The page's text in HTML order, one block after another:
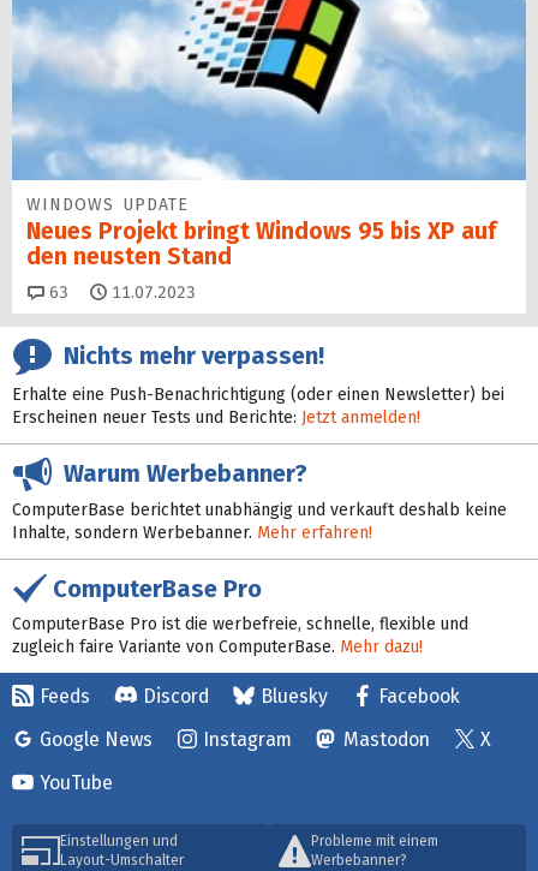
WINDOWS UPDATE
Neues Projekt bringt Windows 95 bis XP auf
den neusten Stand
63 Kommentare
11.07.2023
Nichts mehr verpassen!
Erhalte eine Push-Benachrichtigung (oder einen Newsletter) bei
Erscheinen neuer Tests und Berichte: Jetzt anmelden!
Warum Werbebanner?
ComputerBase berichtet unabhängig und verkauft deshalb keine
Inhalte, sondern Werbebanner. Mehr erfahren!
ComputerBase Pro
ComputerBase Pro ist die werbefreie, schnelle, flexible und
zugleich faire Variante von ComputerBase. Mehr dazu!
Feeds Discord Bluesky
Facebook
Google News
Instagram Mastodon
X
YouTube
Einstellungen und
Layout-Umschalter
Probleme mit einem
Werbebanner?